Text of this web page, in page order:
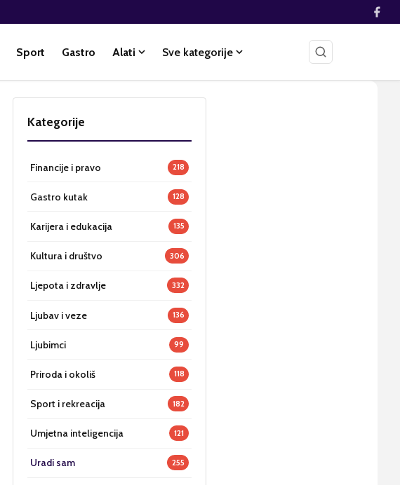
Sport Gastro Alati Sve kategorije
Kategorije
Financije i pravo 218
Gastro kutak 128
Karijera i edukacija 135
Kultura i društvo 306
Ljepota i zdravlje 332
Ljubav i veze 136
Ljubimci 99
Priroda i okoliš 118
Sport i rekreacija 182
Umjetna inteligencija 121
Uradi sam 255